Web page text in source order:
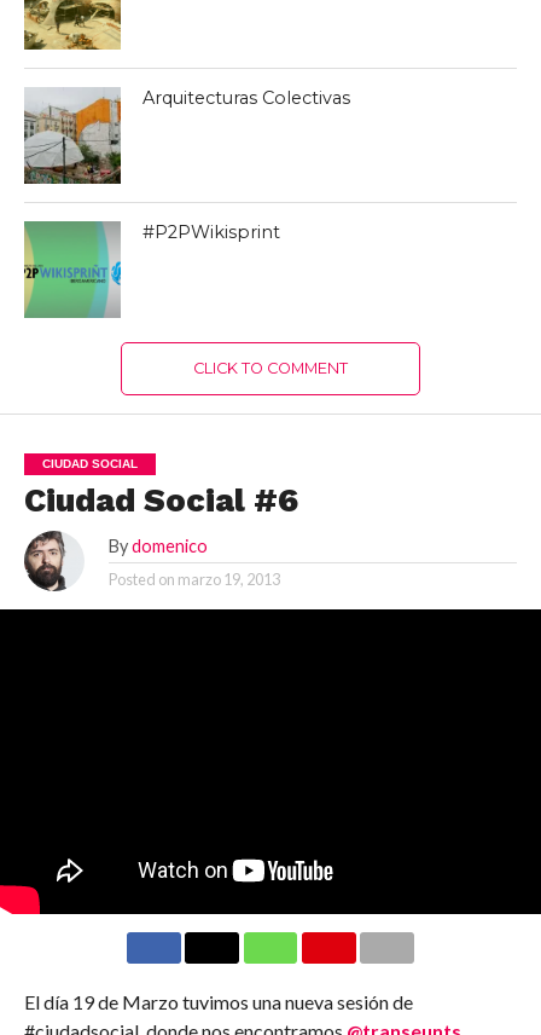
Arquitecturas Colectivas
#P2PWikisprint
CLICK TO COMMENT
CIUDAD SOCIAL
Ciudad Social #6
By domenico
Posted on marzo 19, 2013
El día 19 de Marzo tuvimos una nueva sesión de